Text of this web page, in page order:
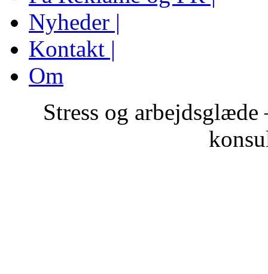
Nyheder |
Kontakt |
Om
Stress og